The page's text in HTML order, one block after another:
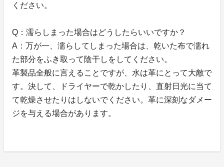
ください。
Q：濡らしまった場合はどうしたらいいですか？
A：万が一、濡らしてしまった場合は、乾いた布で濡れ
た部分をふき取って陰干しをしてください。
革製品全般に言えることですが、水は革にとって大敵で
す。決して、ドライヤーで乾かしたり、直射日光に当て
て乾燥させたりはしないでください。革に深刻なダメー
ジを与える場合があります。